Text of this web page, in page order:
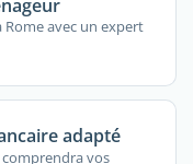
avec un expert
adapté
vos